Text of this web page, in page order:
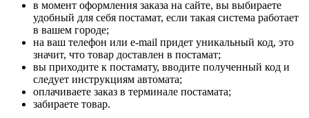
в момент оформления заказа на сайте, вы выбираете
удобный для себя постамат, если такая система работает
в вашем городе;
на ваш телефон или e-mail придет уникальный код, это
значит, что товар доставлен в постамат;
вы приходите к постамату, вводите полученный код и
следует инструкциям автомата;
оплачиваете заказ в терминале постамата;
забираете товар.